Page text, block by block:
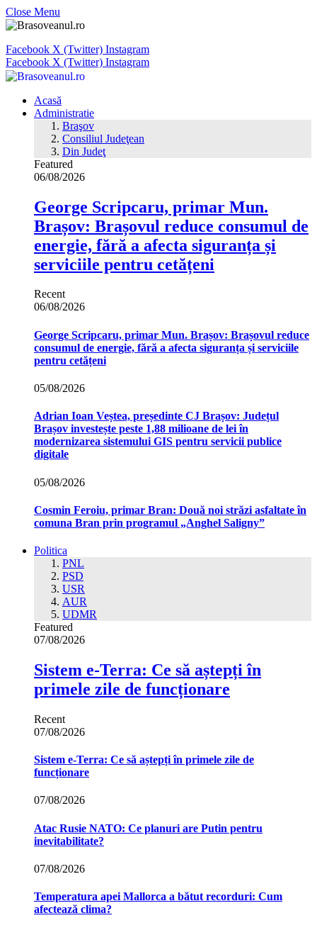
Close Menu
Facebook X (Twitter) Instagram
Facebook X (Twitter) Instagram
Acasă
Administratie
Braşov
Consiliul Judeţean
Din Judeţ
Featured
06/08/2026
George Scripcaru, primar Mun.
Brașov: Brașovul reduce consumul de
energie, fără a afecta siguranța și
serviciile pentru cetățeni
Recent
06/08/2026
George Scripcaru, primar Mun. Brașov: Brașovul reduce
consumul de energie, fără a afecta siguranța și serviciile
pentru cetățeni
05/08/2026
Adrian Ioan Veștea, președinte CJ Brașov: Județul
Brașov investește peste 1,88 milioane de lei în
modernizarea sistemului GIS pentru servicii publice
digitale
05/08/2026
Cosmin Feroiu, primar Bran: Două noi străzi asfaltate în
comuna Bran prin programul „Anghel Saligny”
Politica
PNL
PSD
USR
AUR
UDMR
Featured
07/08/2026
Sistem e-Terra: Ce să aștepți în
primele zile de funcționare
Recent
07/08/2026
Sistem e-Terra: Ce să aștepți în primele zile de
funcționare
07/08/2026
Atac Rusie NATO: Ce planuri are Putin pentru
inevitabilitate?
07/08/2026
Temperatura apei Mallorca a bătut recorduri: Cum
afectează clima?